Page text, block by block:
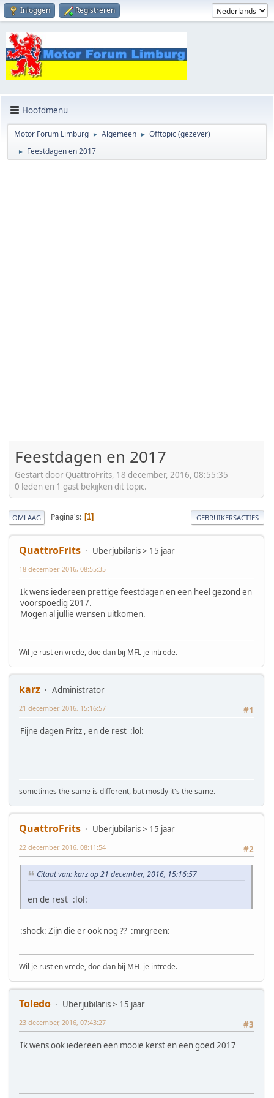
Inloggen Registreren
Hoofdmenu
Motor Forum Limburg ► Algemeen ► Offtopic (gezever)
► Feestdagen en 2017
Feestdagen en 2017
Gestart door QuattroFrits, 18 december, 2016, 08:55:35
0 leden en 1 gast bekijken dit topic.
OMLAAG Pagina's 1 GEBRUIKERSACTIES
QuattroFrits Uberjubilaris > 15 jaar
18 december, 2016, 08:55:35
Ik wens iedereen prettige feestdagen en een heel gezond en
voorspoedig 2017.
Mogen al jullie wensen uitkomen.
Wil je rust en vrede, doe dan bij MFL je intrede.
karz
Administrator
#1
21 december, 2016, 15:16:57
Fijne dagen Fritz , en de rest :lol:
sometimes the same is different, but mostly it's the same.
QuattroFrits
Uberjubilaris > 15 jaar
#2
22 december, 2016, 08:11:54
Citaat van: karz op 21 december, 2016, 15:16:57
en de rest :lol:
:shock: Zijn die er ook nog ?? :mrgreen:
Wil je rust en vrede, doe dan bij MFL je intrede.
Toledo
Uberjubilaris > 15 jaar
#3
23 december, 2016, 07:43:27
Ik wens ook iedereen een mooie kerst en een goed 2017